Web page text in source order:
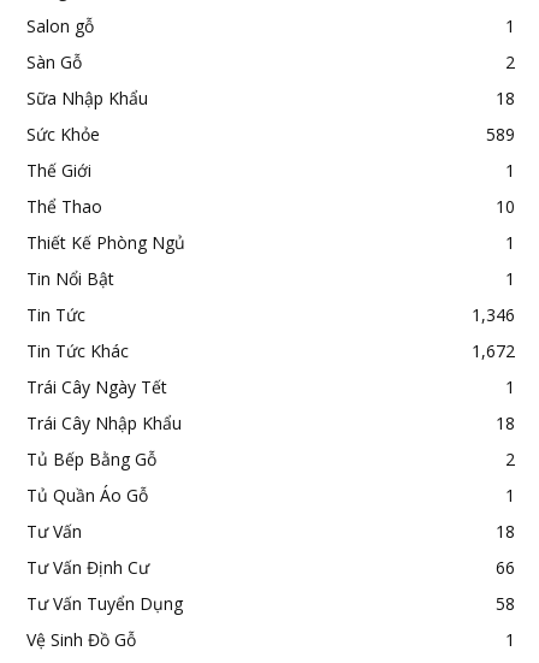
Salon gỗ
1
Sàn Gỗ
2
Sữa Nhập Khẩu
18
Sức Khỏe
589
Thế Giới
1
Thể Thao
10
Thiết Kế Phòng Ngủ
1
Tin Nổi Bật
1
Tin Tức
1,346
Tin Tức Khác
1,672
Trái Cây Ngày Tết
1
Trái Cây Nhập Khẩu
18
Tủ Bếp Bằng Gỗ
2
Tủ Quần Áo Gỗ
1
Tư Vấn
18
Tư Vấn Định Cư
66
Tư Vấn Tuyển Dụng
58
Vệ Sinh Đồ Gỗ
1